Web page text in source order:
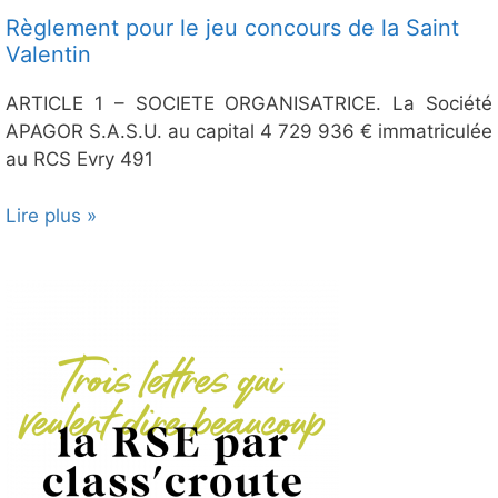
Règlement pour le jeu concours de la Saint
Valentin
ARTICLE 1 – SOCIETE ORGANISATRICE. La Société
APAGOR S.A.S.U. au capital 4 729 936 € immatriculée
au RCS Evry 491
Lire plus »